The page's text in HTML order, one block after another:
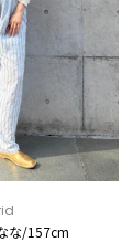
な/157cm